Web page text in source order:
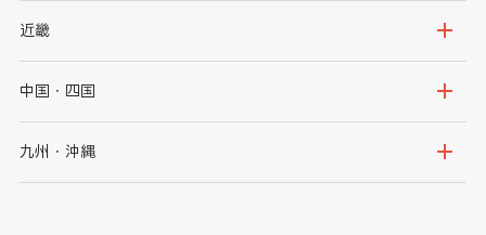
秋田県
群馬県
千葉県
新潟県
石川県
山梨県
近畿
大阪府
京都府
中国・四国
鳥取県
九州・沖縄